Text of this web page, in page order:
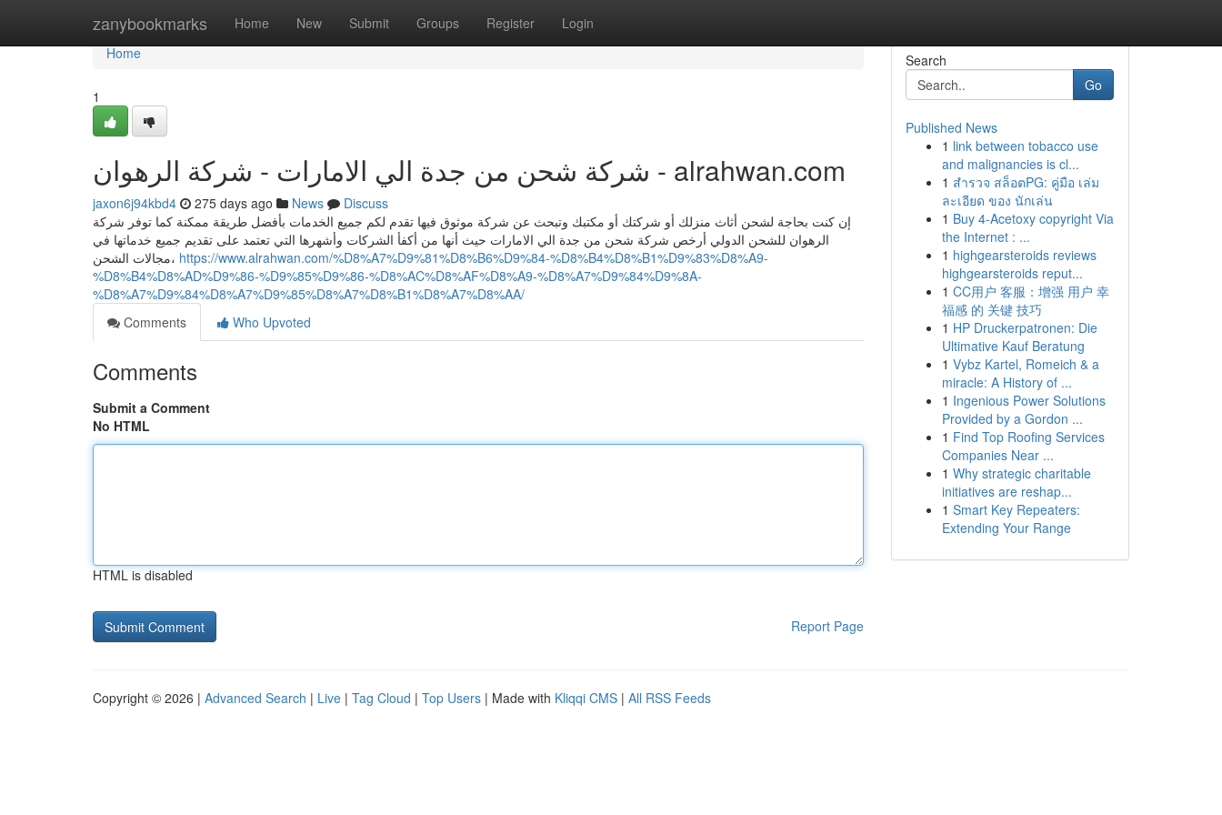
zanybookmarks Home New Submit Groups Register Login
Home
Home
1
شركة شحن من جدة الي الامارات - شركة الرهوان - alrahwan.com
jaxon6j94kbd4 275 days ago News
Discuss
إن كنت بحاجة لشحن أثاث منزلك أو شركتك أو مكتبك وتبحث عن شركة موثوق فيها تقدم لكم جميع الخدمات بأفضل طريقة ممكنة كما توفر شركة
الرهوان للشحن الدولي أرخص شركة شحن من جدة الي الامارات حيث أنها من أكفأ الشركات وأشهرها التي تعتمد على تقديم جميع خدماتها في
مجالات الشحن، https://www.alrahwan.com/%D8%A7%D9%81%D8%B6%D9%84-%D8%B4%D8%B1%D9%83%D8%A9-
%D8%B4%D8%AD%D9%86-%D9%85%D9%86-%D8%AC%D8%AF%D8%A9-%D8%A7%D9%84%D9%8A-
%D8%A7%D9%84%D8%A7%D9%85%D8%A7%D8%B1%D8%A7%D8%AA/
Comments
Who Upvoted
Comments
Submit a Comment
No HTML
HTML is disabled
Report Page
Search
Go
Published News
1 link between tobacco use
and malignancies is cl...
1 สำรวจ สล็อตPG: คู่มือ เล่ม
ละเอียด ของ นักเล่น
1 Buy 4-Acetoxy copyright Via
the Internet : ...
1 highgearsteroids reviews
highgearsteroids reput...
1 CC用户 客服：增强 用户 幸
福感 的 关键 技巧
1 HP Druckerpatronen: Die
Ultimative Kauf Beratung
1 Vybz Kartel, Romeich & a
miracle: A History of ...
1 Ingenious Power Solutions
Provided by a Gordon ...
1 Find Top Roofing Services
Companies Near ...
1 Why strategic charitable
initiatives are reshap...
1 Smart Key Repeaters:
Extending Your Range
Copyright © 2026 | Advanced Search | Live | Tag Cloud | Top Users | Made with Kliqqi CMS | All RSS Feeds